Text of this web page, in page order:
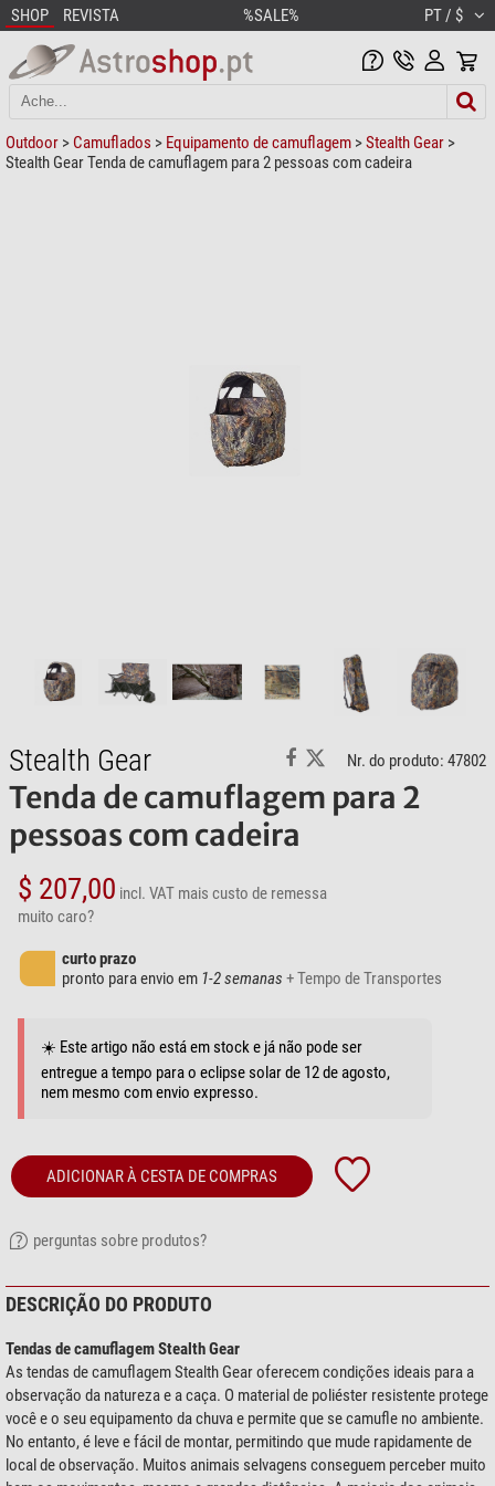
SHOP REVISTA %SALE% PT / $
Outdoor > Camuflados > Equipamento de camuflagem >Stealth Gear >
Stealth Gear Tenda de camuflagem para 2 pessoas com cadeira
Stealth Gear Nr. do produto: 47802
Tenda de camuflagem para 2
pessoas com cadeira
$ 207,00 incl. VAT mais custo de remessa
muito caro?
curto prazo
pronto para envio em 1-2 semanas + Tempo de Transportes
☀️ Este artigo não está em stock e já não pode ser
entregue a tempo para o eclipse solar de 12 de agosto,
nem mesmo com envio expresso.
ADICIONAR À CESTA DE COMPRAS
perguntas sobre produtos?
DESCRIÇÃO DO PRODUTO
Tendas de camuflagem Stealth Gear
As tendas de camuflagem Stealth Gear oferecem condições ideais para a
observação da natureza e a caça. O material de poliéster resistente protege
você e o seu equipamento da chuva e permite que se camufle no ambiente.
No entanto, é leve e fácil de montar, permitindo que mude rapidamente de
local de observação. Muitos animais selvagens conseguem perceber muito